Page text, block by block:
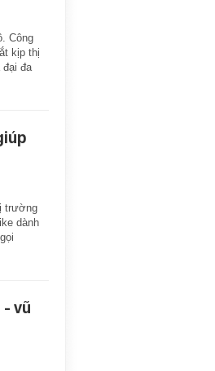
Công
kịp thị
đại đa
trường
dành
- vũ